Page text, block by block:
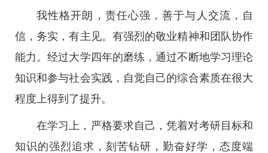
我性格开朗，责任心强，善于与人交流，自
信，务实，有主见。有强烈的敬业精神和团队协作
能力。经过大学四年的磨练，通过不断地学习理论
知识和参与社会实践，自觉自己的综合素质在很大
程度上得到了提升。
在学习上，严格要求自己，凭着对考研目标和
知识的强烈追求，刻苦钻研，勤奋好学，态度端